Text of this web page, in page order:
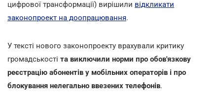
цифрової трансформації) вирішили відкликати
законопроект на доопрацювання.
У тексті нового законопроекту врахували критику
громадськості та виключили норми про обов'язкову
реєстрацію абонентів у мобільних операторів і про
блокування нелегально ввезених телефонів.